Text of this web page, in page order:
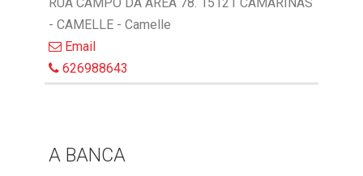
- CAMELLE - Camelle
Email
626988643
A BANCA